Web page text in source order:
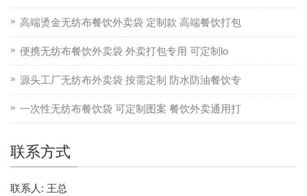
高端烫金无纺布餐饮外卖袋 定制款 高端餐饮打包
便携无纺布餐饮外卖袋 外卖打包专用 可定制lo
源头工厂无纺布外卖袋 按需定制 防水防油餐饮专
一次性无纺布餐饮袋 可定制图案 餐饮外卖通用打
联系方式
联系人: 王总